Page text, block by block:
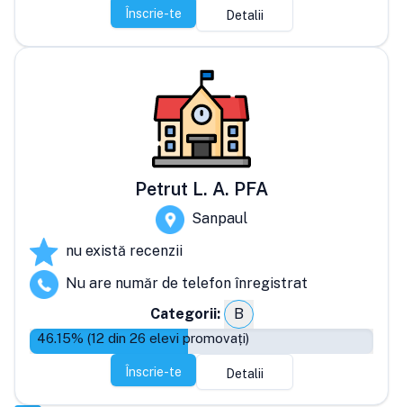
Înscrie-te Detalii
Petrut L. A. PFA
Sanpaul
nu există recenzii
Nu are număr de telefon înregistrat
Categorii:
B
46.15% (12 din 26 elevi promovați)
Înscrie-te Detalii